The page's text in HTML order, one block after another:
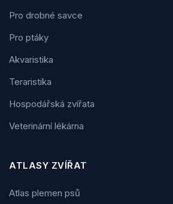
Pro drobné savce
Pro ptáky
Akvaristika
Teraristika
Hospodářská zvířata
Veterinární lékárna
ATLASY ZVÍŘAT
Atlas plemen psů